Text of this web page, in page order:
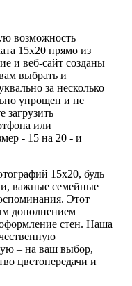
возможность
15х20 прямо из
и веб-сайт созданы
выбрать и
за несколько
упрощен и не
загрузить
или
- 15 на 20 - и
15х20, будь
важные семейные
Этот
дополнением
стен. Наша
– на ваш выбор,
цветопередачи и